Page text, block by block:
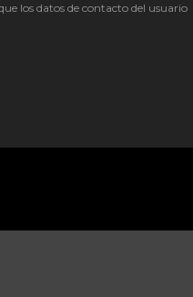
los datos de contacto del usuario